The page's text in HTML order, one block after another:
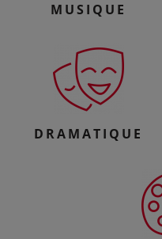
MUSIQUE
DRAMATIQUE